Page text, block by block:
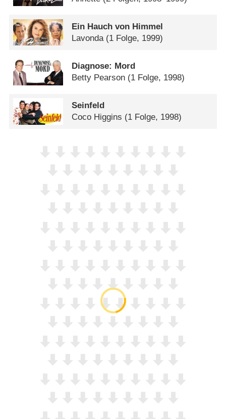
Ein Hauch von Himmel
Lavonda (1 Folge, 1999)
Diagnose: Mord
Betty Pearson (1 Folge, 1998)
Seinfeld
Coco Higgins (1 Folge, 1998)